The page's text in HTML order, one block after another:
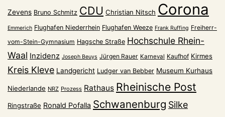
Zevens Bruno Schmitz CDU Christian Nitsch Corona
Emmerich Flughafen Niederrhein Flughafen Weeze Frank Ruffing Freiherr-
vom-Stein-Gymnasium Hagsche Straße Hochschule Rhein-
Waal Inzidenz Joseph Beuys Jürgen Rauer Karneval Kaufhof Kirmes
Kreis Kleve Landgericht Ludger van Bebber Museum Kurhaus
Niederlande NRZ Prozess Rathaus Rheinische Post
Ringstraße Ronald Pofalla Schwanenburg Silke